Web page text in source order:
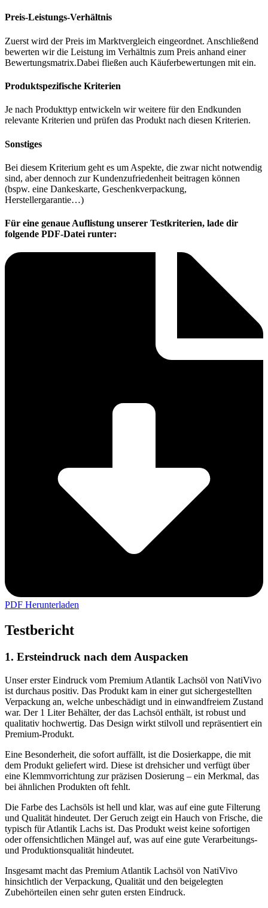
Preis-Leistungs-Verhältnis
Zuerst wird der Preis im Marktvergleich eingeordnet. Anschließend
bewerten wir die Leistung im Verhältnis zum Preis anhand einer
Bewertungsmatrix.Dabei fließen auch Käuferbewertungen mit ein.
Produktspezifische Kriterien
Je nach Produkttyp entwickeln wir weitere für den Endkunden
relevante Kriterien und prüfen das Produkt nach diesen Kriterien.
Sonstiges
Bei diesem Kriterium geht es um Aspekte, die zwar nicht notwendig
sind, aber dennoch zur Kundenzufriedenheit beitragen können
(bspw. eine Dankeskarte, Geschenkverpackung,
Herstellergarantie…)
Für eine genaue Auflistung unserer Testkriterien, lade dir
folgende PDF-Datei runter:
PDF Herunterladen
Testbericht
1. Ersteindruck nach dem Auspacken
Unser erster Eindruck vom Premium Atlantik Lachsöl von NatiVivo
ist durchaus positiv. Das Produkt kam in einer gut sichergestellten
Verpackung an, welche unbeschädigt und in einwandfreiem Zustand
war. Der 1 Liter Behälter, der das Lachsöl enthält, ist robust und
qualitativ hochwertig. Das Design wirkt stilvoll und repräsentiert ein
Premium-Produkt.
Eine Besonderheit, die sofort auffällt, ist die Dosierkappe, die mit
dem Produkt geliefert wird. Diese ist drehsicher und verfügt über
eine Klemmvorrichtung zur präzisen Dosierung – ein Merkmal, das
bei ähnlichen Produkten oft fehlt.
Die Farbe des Lachsöls ist hell und klar, was auf eine gute Filterung
und Qualität hindeutet. Der Geruch zeigt ein Hauch von Frische, die
typisch für Atlantik Lachs ist. Das Produkt weist keine sofortigen
oder offensichtlichen Mängel auf, was auf eine gute Verarbeitungs-
und Produktionsqualität hindeutet.
Insgesamt macht das Premium Atlantik Lachsöl von NatiVivo
hinsichtlich der Verpackung, Qualität und den beigelegten
Zubehörteilen einen sehr guten ersten Eindruck.